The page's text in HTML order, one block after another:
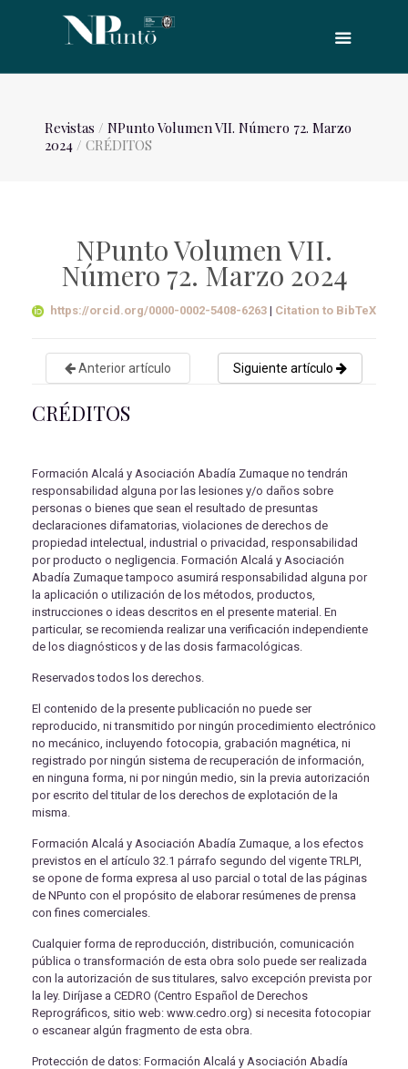
Revistas / NPunto Volumen VII. Número 72. Marzo
2024/ CRÉDITOS
NPunto Volumen VII.
Número 72. Marzo 2024
https://orcid.org/0000-0002-5408-6263| Citation to BibTeX
Anterior artículo Siguiente artículo
CRÉDITOS
Formación Alcalá y Asociación Abadía Zumaque no tendrán
responsabilidad alguna por las lesiones y/o daños sobre
personas o bienes que sean el resultado de presuntas
declaraciones difamatorias, violaciones de derechos de
propiedad intelectual, industrial o privacidad, responsabilidad
por producto o negligencia. Formación Alcalá y Asociación
Abadía Zumaque tampoco asumirá responsabilidad alguna por
la aplicación o utilización de los métodos, productos,
instrucciones o ideas descritos en el presente material. En
particular, se recomienda realizar una verificación independiente
de los diagnósticos y de las dosis farmacológicas.
Reservados todos los derechos.
El contenido de la presente publicación no puede ser
reproducido, ni transmitido por ningún procedimiento electrónico
no mecánico, incluyendo fotocopia, grabación magnética, ni
registrado por ningún sistema de recuperación de información,
en ninguna forma, ni por ningún medio, sin la previa autorización
por escrito del titular de los derechos de explotación de la
misma.
Formación Alcalá y Asociación Abadía Zumaque, a los efectos
previstos en el artículo 32.1 párrafo segundo del vigente TRLPI,
se opone de forma expresa al uso parcial o total de las páginas
de NPunto con el propósito de elaborar resúmenes de prensa
con fines comerciales.
Cualquier forma de reproducción, distribución, comunicación
pública o transformación de esta obra solo puede ser realizada
con la autorización de sus titulares, salvo excepción prevista por
la ley. Diríjase a CEDRO (Centro Español de Derechos
Reprográficos, sitio web: www.cedro.org) si necesita fotocopiar
o escanear algún fragmento de esta obra.
Protección de datos: Formación Alcalá y Asociación Abadía